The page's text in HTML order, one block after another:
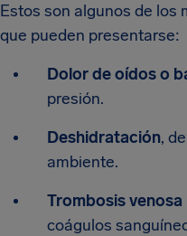
Estos son algunos de los
que pueden presentarse:
Dolor de oídos o
presión.
Deshidratación,
ambiente.
Trombosis
coágulos